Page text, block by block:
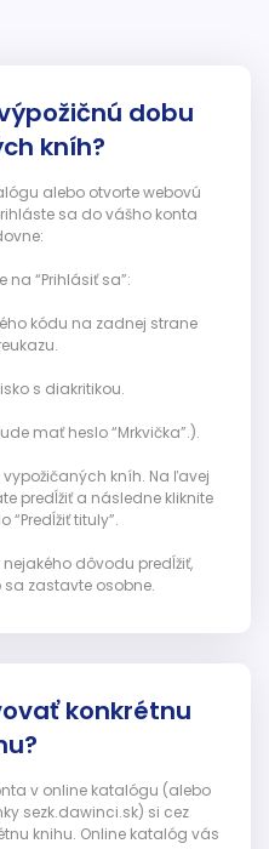
dobu
kníh?
alebo otvorte webovú
sa do vášho konta
na “Prihlásiť sa”:
kódu na zadnej strane
s diakritikou.
mať heslo “Mrkvička”.).
kníh. Na ľavej
predĺžiť a následne kliknite
tituly”.
nejakého dôvodu predĺžiť,
zastavte osobne.
konkrétnu
v online katalógu (alebo
sezk.dawinci.sk) si cez
knihu. Online katalóg vás